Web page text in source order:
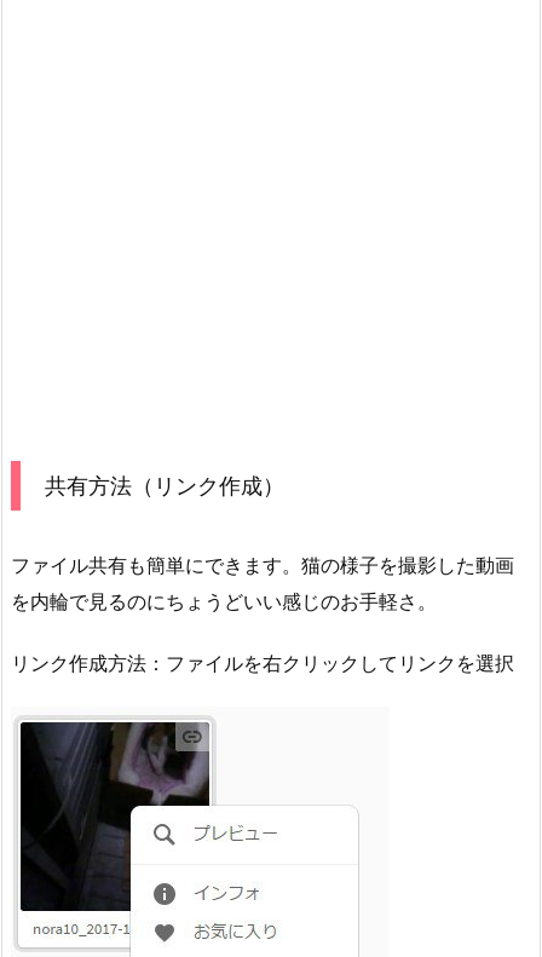
共有方法（リンク作成）
ファイル共有も簡単にできます。猫の様子を撮影した動画
を内輪で見るのにちょうどいい感じのお手軽さ。
リンク作成方法：ファイルを右クリックしてリンクを選択